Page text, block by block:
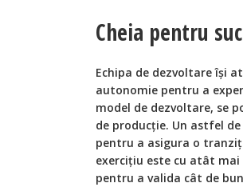
Cheia pentru
Echipa de dezvoltare își
autonomie pentru a
model de dezvoltare, se
de producție. Un astfel
pentru a asigura o
exercițiu este cu atât mai
pentru a valida cât de